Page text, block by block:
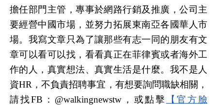
擔任部門主管，專事於網路行銷及推廣，公司主
要經營中國市場，並努力拓展東南亞各國華人市
場。我寫文章只為了讓那些有志一同的朋友有文
章可以看可以找，看看真正在菲律賓或者海外工
作的人，真實想法、真實生活是什麼。我不是人
資HR，不負責招聘事宜，有想要詢問職缺相關，
請找FB：@walkingnewstw，或點擊
【官方臉